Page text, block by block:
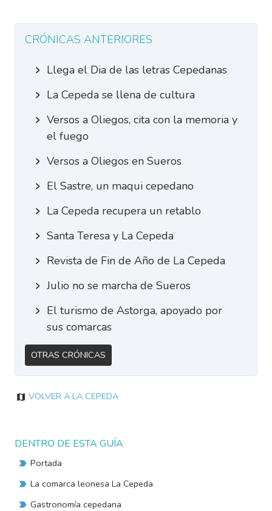
CRÓNICAS ANTERIORES
Llega el Dia de las letras Cepedanas
La Cepeda se llena de cultura
Versos a Oliegos, cita con la memoria y
el fuego
Versos a Oliegos en Sueros
El Sastre, un maqui cepedano
La Cepeda recupera un retablo
Santa Teresa y La Cepeda
Revista de Fin de Año de La Cepeda
Julio no se marcha de Sueros
El turismo de Astorga, apoyado por
sus comarcas
Otras Crónicas
Volver a La Cepeda
DENTRO DE ESTA GUÍA
Portada
La comarca leonesa La Cepeda
Gastronomía cepedana